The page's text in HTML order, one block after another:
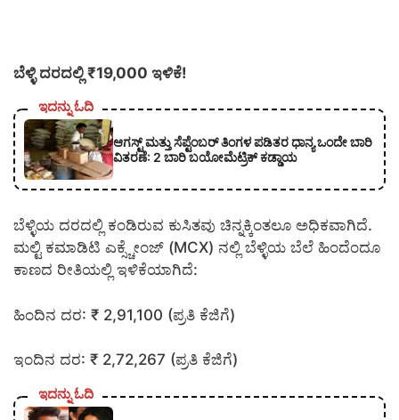
ಬೆಳ್ಳಿ ದರದಲ್ಲಿ ₹19,000 ಇಳಿಕೆ!
ಇದನ್ನು ಓದಿ
ಆಗಸ್ಟ್ ಮತ್ತು ಸೆಪ್ಟೆಂಬರ್ ತಿಂಗಳ ಪಡಿತರ ಧಾನ್ಯ ಒಂದೇ ಬಾರಿ
ವಿತರಣೆ: 2 ಬಾರಿ ಬಯೋಮೆಟ್ರಿಕ್ ಕಡ್ಡಾಯ
ಬೆಳ್ಳಿಯ ದರದಲ್ಲಿ ಕಂಡಿರುವ ಕುಸಿತವು ಚಿನ್ನಕ್ಕಿಂತಲೂ ಅಧಿಕವಾಗಿದೆ.
ಮಲ್ಟಿ ಕಮಾಡಿಟಿ ಎಕ್ಸ್ಚೇಂಜ್ (MCX) ನಲ್ಲಿ ಬೆಳ್ಳಿಯ ಬೆಲೆ ಹಿಂದೆಂದೂ
ಕಾಣದ ರೀತಿಯಲ್ಲಿ ಇಳಿಕೆಯಾಗಿದೆ:
ಹಿಂದಿನ ದರ: ₹ 2,91,100 (ಪ್ರತಿ ಕೆಜಿಗೆ)
ಇಂದಿನ ದರ: ₹ 2,72,267 (ಪ್ರತಿ ಕೆಜಿಗೆ)
ಇದನ್ನು ಓದಿ